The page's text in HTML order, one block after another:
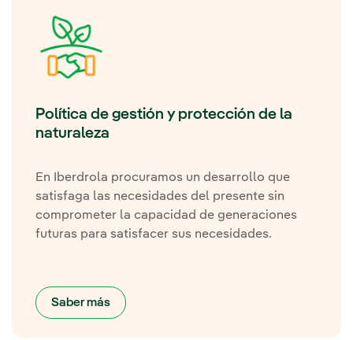
Política de gestión y protección de la
naturaleza
En Iberdrola procuramos un desarrollo que
satisfaga las necesidades del presente sin
comprometer la capacidad de generaciones
futuras para satisfacer sus necesidades.
Saber más